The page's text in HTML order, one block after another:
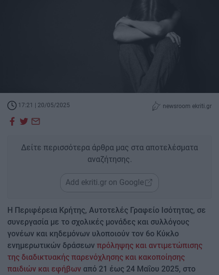
17:21 | 20/05/2025 newsroom ekriti.gr
Δείτε περισσότερα άρθρα μας στα αποτελέσματα
αναζήτησης.
Add ekriti.gr on Google
Η Περιφέρεια Κρήτης, Αυτοτελές Γραφείο Ισότητας, σε
συνεργασία με το σχολικές μονάδες και συλλόγους
γονέων και κηδεμόνων υλοποιούν τον 6ο Κύκλο
ενημερωτικών δράσεων πρόληψης και αντιμετώπισης
της διαδικτυακής παρενόχλησης και κακοποίησης
παιδιών και εφήβων από 21 έως 24 Μαΐου 2025, στο